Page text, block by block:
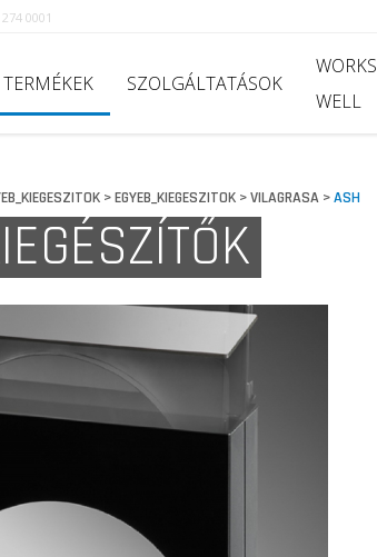
0001
TERMÉKEK SZOLGÁLTATÁSOK
WORKS
WELL
>EGYEB_KIEGESZITOK>VILAGRASA>ASH